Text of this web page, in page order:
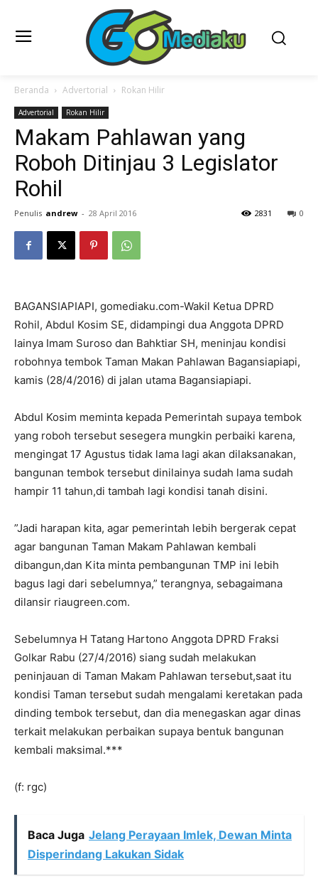
Beranda Advertorial Rokan Hilir
Advertorial Rokan Hilir
Makam Pahlawan yang
Roboh Ditinjau 3 Legislator
Rohil
Penulis andrew - 28 April 2016 0
2831
BAGANSIAPIAPI, gomediaku.com-Wakil Ketua DPRD
Rohil, Abdul Kosim SE, didampingi dua Anggota DPRD
lainya Imam Suroso dan Bahktiar SH, meninjau kondisi
robohnya tembok Taman Makan Pahlawan Bagansiapiapi,
kamis (28/4/2016) di jalan utama Bagansiapiapi.
Abdul Kosim meminta kepada Pemerintah supaya tembok
yang roboh tersebut sesegera mungkin perbaiki karena,
mengingat 17 Agustus tidak lama lagi akan dilaksanakan,
bangunan tembok tersebut dinilainya sudah lama sudah
hampir 11 tahun,di tambah lagi kondisi tanah disini.
”Jadi harapan kita, agar pemerintah lebih bergerak cepat
agar bangunan Taman Makam Pahlawan kembali
dibangun,dan Kita minta pembangunan TMP ini lebih
bagus lagi dari sebelumnya,” terangnya, sebagaimana
dilansir riaugreen.com.
Sebelumnya H Tatang Hartono Anggota DPRD Fraksi
Golkar Rabu (27/4/2016) siang sudah melakukan
peninjauan di Taman Makam Pahlawan tersebut,saat itu
kondisi Taman tersebut sudah mengalami keretakan pada
dinding tembok tersebut, dan dia menegaskan agar dinas
terkait melakukan perbaikan supaya bentuk bangunan
kembali maksimal.***
(f: rgc)
Baca Juga Jelang Perayaan Imlek, Dewan Minta
Disperindang Lakukan Sidak